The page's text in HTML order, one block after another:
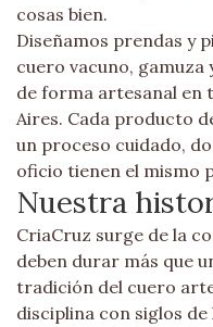
cosas bien.
Diseñamos prendas y
cuero vacuno,
de forma artesanal en
Aires. Cada producto
un proceso cuidado,
oficio tienen el mismo
Nuestra
CriaCruz surge de la
deben durar más que
tradición del cuero
disciplina con siglos